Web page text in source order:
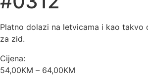
Platno dolazi na letvicama i kao takvo
za zid.
Cijena:
54,00KM – 64,00KM